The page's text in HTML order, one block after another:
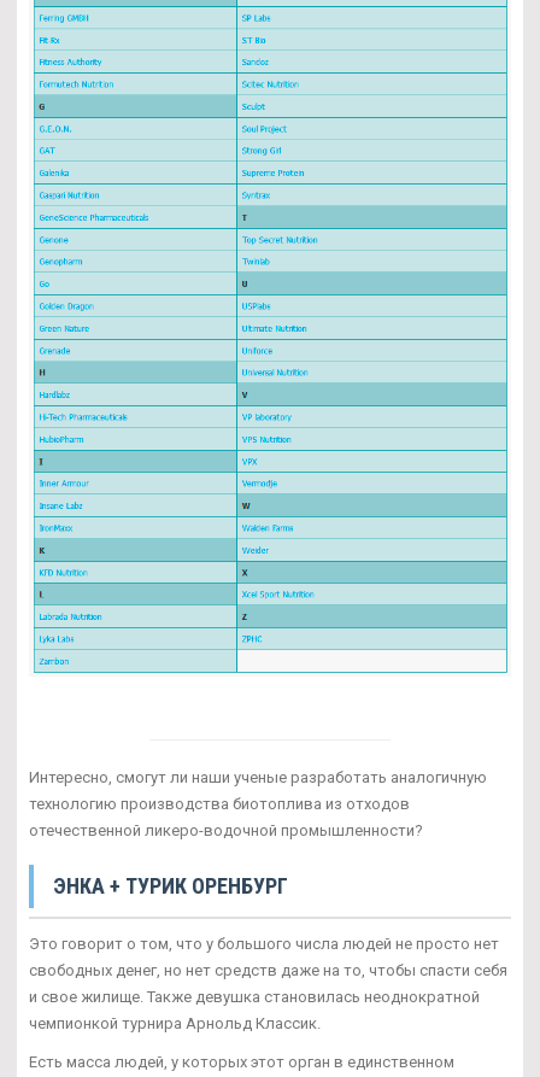
Интересно, смогут ли наши ученые разработать аналогичную
технологию производства биотоплива из отходов
отечественной ликеро-водочной промышленности?
ЭНКА + ТУРИК ОРЕНБУРГ
Это говорит о том, что у большого числа людей не просто нет
свободных денег, но нет средств даже на то, чтобы спасти себя
и свое жилище. Также девушка становилась неоднократной
чемпионкой турнира Арнольд Классик.
Есть масса людей, у которых этот орган в единственном